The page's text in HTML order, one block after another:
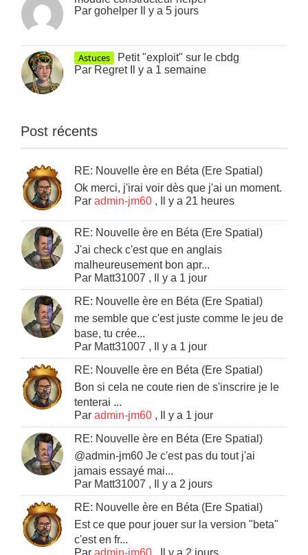
Pargohelper Il y a 5 jours
Astuces
Petit "exploit" sur le cbdg
Par Regret Il y a 1 semaine
Post récents
RE: Nouvelle ère en Béta (Ere Spatial)
Ok merci, j'irai voir dès que j'ai un moment.
Paradmin-jm60 , Il y a 21 heures
RE: Nouvelle ère en Béta (Ere Spatial)
J'ai check c'est que en anglais
malheureusement bon apr...
Par Matt31007 ,
Il y a 1 jour
RE: Nouvelle ère en Béta (Ere Spatial)
me semble que c'est juste comme le jeu de
base, tu crée...
Par Matt31007 ,
Il y a 1 jour
RE: Nouvelle ère en Béta (Ere Spatial)
Bon si cela ne coute rien de s'inscrire je le
tenterai ...
Paradmin-jm60 ,
Il y a 1 jour
RE: Nouvelle ère en Béta (Ere Spatial)
@admin-jm60 Je c'est pas du tout j'ai
jamais essayé mai...
Par Matt31007 ,
Il y a 2 jours
RE: Nouvelle ère en Béta (Ere Spatial)
Est ce que pour jouer sur la version "beta"
c'est en fr...
Paradmin-jm60 ,
Il y a 2 jours